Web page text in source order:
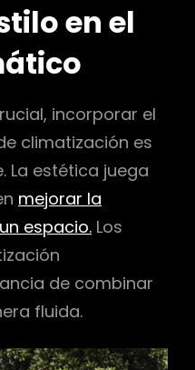
en el
incorporar el
climatización es
La estética juega
mejorar la
espacio. Los
de combinar
fluida.